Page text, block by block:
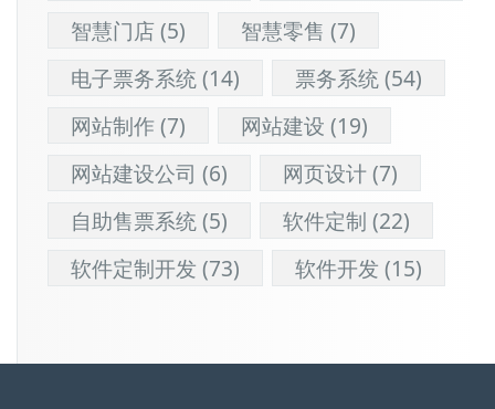
智慧门店(5) 智慧零售 (7)
电子票务系统(14) 票务系统(54)
网站制作(7) 网站建设 (19)
网站建设公司 (6) 网页设计(7)
自助售票系统(5) 软件定制 (22)
软件定制开发 (73) 软件开发 (15)